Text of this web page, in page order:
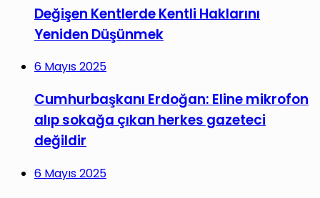
Değişen Kentlerde Kentli Haklarını
Yeniden Düşünmek
6 Mayıs 2025
Cumhurbaşkanı Erdoğan: Eline mikrofon
alıp sokağa çıkan herkes gazeteci
değildir
6 Mayıs 2025